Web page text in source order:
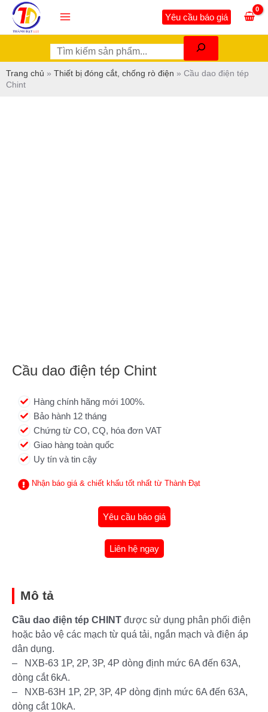
Nhảy
nội
Main
Menu
Yêu cầu báo giá
Trang chủ » Thiết bị đóng cắt, chống rò điện » Cầu dao điện tép
Chint
Cầu dao điện tép Chint
Hàng chính hãng mới 100%.
Bảo hành 12 tháng
Chứng từ CO, CQ, hóa đơn VAT
Giao hàng toàn quốc
Uy tín và tin cậy
Nhận báo giá & chiết khấu tốt nhất từ Thành Đạt
Yêu cầu báo giá
Liên hệ ngay
Mô tả
Cầu dao điện tép CHINT được sử dụng phân phối điện
hoặc bảo vệ các mạch từ quá tải, ngắn mạch và điện áp
dân dụng.
– NXB-63 1P, 2P, 3P, 4P dòng định mức 6A đến 63A,
dòng cắt 6kA.
– NXB-63H 1P, 2P, 3P, 4P dòng định mức 6A đến 63A,
dòng cắt 10kA.